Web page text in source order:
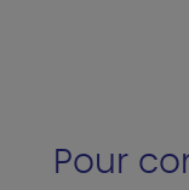
Pour